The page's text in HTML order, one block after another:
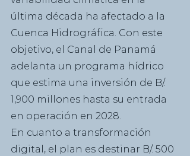
última década ha afectado a la
Cuenca Hidrográfica. Con este
objetivo, el Canal de Panamá
adelanta un programa hídrico
que estima una inversión de B/.
1,900 millones hasta su entrada
en operación en 2028.
En cuanto a transformación
digital, el plan es destinar B/. 500